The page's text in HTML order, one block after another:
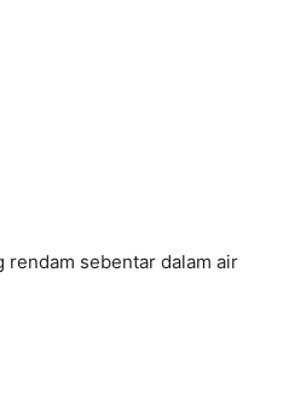
rendam sebentar dalam air